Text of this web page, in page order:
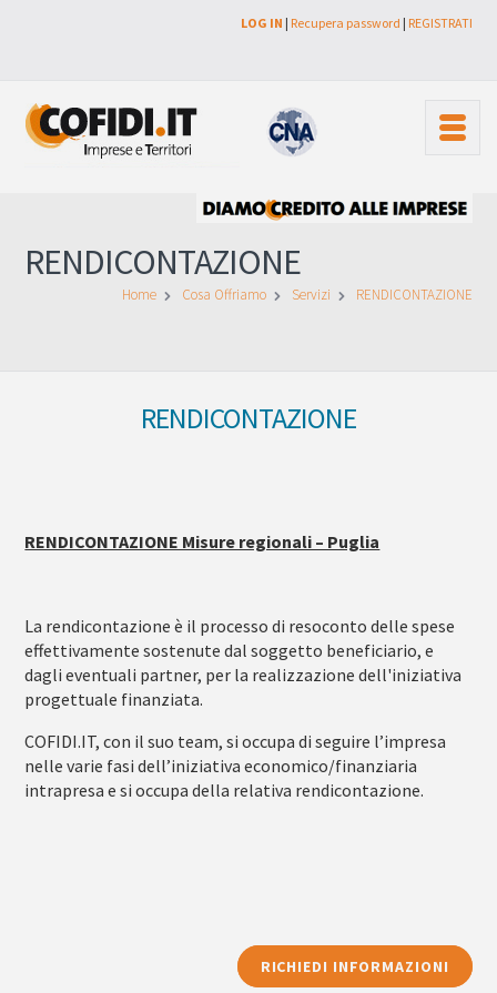
LOG IN | Recupera password | REGISTRATI
RENDICONTAZIONE
Home Cosa Offriamo Servizi RENDICONTAZIONE
RENDICONTAZIONE
RENDICONTAZIONE Misure regionali – Puglia
La rendicontazione è il processo di resoconto delle spese
effettivamente sostenute dal soggetto beneficiario, e
dagli eventuali partner, per la realizzazione dell'iniziativa
progettuale finanziata.
COFIDI.IT, con il suo team, si occupa di seguire l’impresa
nelle varie fasi dell’iniziativa economico/finanziaria
intrapresa e si occupa della relativa rendicontazione.
RICHIEDI INFORMAZIONI